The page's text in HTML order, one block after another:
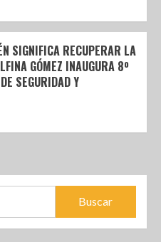
SIGNIFICA RECUPERAR LA
GÓMEZ INAUGURA 8º
SEGURIDAD Y